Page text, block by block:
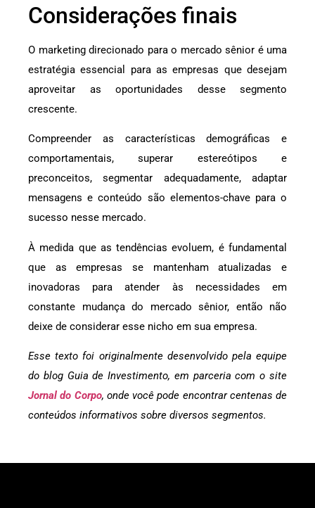
Considerações finais
O marketing direcionado para o mercado sênior é uma
estratégia essencial para as empresas que desejam
aproveitar as oportunidades desse segmento
crescente.
Compreender as características demográficas e
comportamentais, superar estereótipos e
preconceitos, segmentar adequadamente, adaptar
mensagens e conteúdo são elementos-chave para o
sucesso nesse mercado.
À medida que as tendências evoluem, é fundamental
que as empresas se mantenham atualizadas e
inovadoras para atender às necessidades em
constante mudança do mercado sênior, então não
deixe de considerar esse nicho em sua empresa.
Esse texto foi originalmente desenvolvido pela equipe
do blog Guia de Investimento, em parceria com o site
Jornal do Corpo, onde você pode encontrar centenas de
conteúdos informativos sobre diversos segmentos.